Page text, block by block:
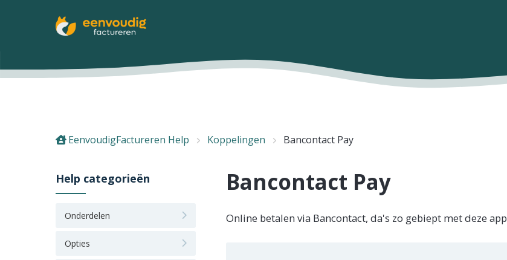
EenvoudigFactureren Help Koppelingen Bancontact Pay
Help categorieën
Onderdelen
Opties
Bancontact Pay
Online betalen via Bancontact, da's zo gebiept met deze app